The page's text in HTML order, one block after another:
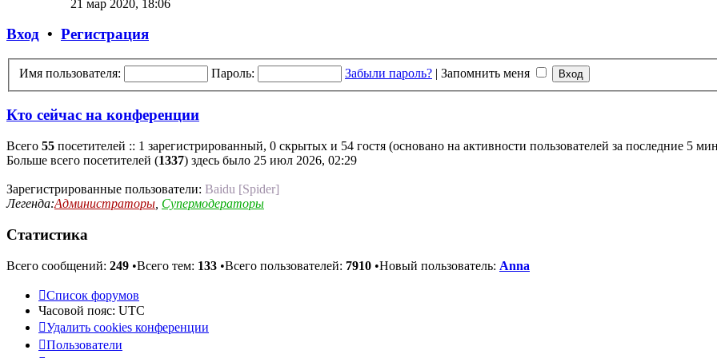
последнему
21 мар 2020, 18:06
Вход • Регистрация
Имя пользователя: Пароль: Забыли пароль? | Запомнить меня
Кто сейчас на конференции
Всего 55 посетителей :: 1 зарегистрированный, 0 скрытых и 54 гостя (основано на активности пользователей за последние 5
Больше всего посетителей (1337) здесь было 25 июл 2026, 02:29
Зарегистрированные пользователи: Baidu [Spider]
Легенда:Администраторы Супермодераторы
Статистика
Всего сообщений: 249 •Всего тем: 133 •Всего пользователей: 7910 •Новый пользователь: Anna
Список форумов
Часовой пояс: UTC
Удалить cookies конференции
Пользователи